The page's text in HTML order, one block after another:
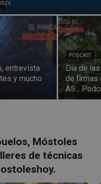
entrevista
y mucho
PODCAST
Día de
de firmas
A5…
Móstoles
de técnicas